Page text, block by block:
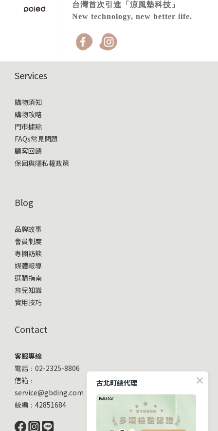
台灣首次引進「涼風墊科技」
New technology, new better life.
Services
購物須知
購物攻略
門市據點
FAQs常見問題
顧客回饋
保固與隱私權政策
Blog
品牌故事
會員制度
專欄訪談
媒體報導
選購指南
育兒知識
實用技巧
Contact
客服專線
電話﹕02-2325-8806
信箱﹕
service@gbding.com
統編﹕42851684
古北町總代理